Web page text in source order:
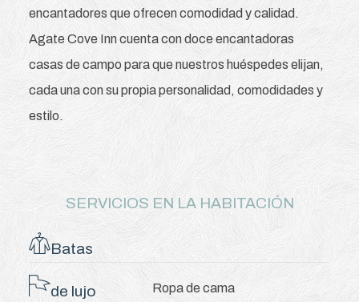
encantadores que ofrecen comodidad y calidad.
Agate Cove Inn cuenta con doce encantadoras
casas de campo para que nuestros huéspedes elijan,
cada una con su propia personalidad, comodidades y
estilo.
SERVICIOS EN LA HABITACIÓN
Batas
Ropa de cama
de lujo